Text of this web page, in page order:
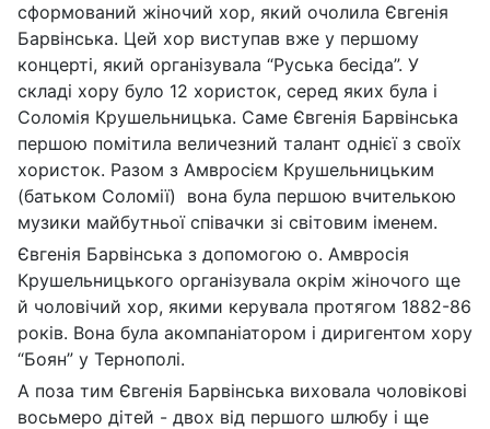
сформований жіночий хор, який очолила Євгенія
Барвінська. Цей хор виступав вже у першому
концерті, який організувала “Руська бесіда”. У
складі хору було 12 хористок, серед яких була і
Соломія Крушельницька. Саме Євгенія Барвінська
першою помітила величезний талант однієї з своїх
хористок. Разом з Амвросієм Крушельницьким
(батьком Соломії) вона була першою вчителькою
музики майбутньої співачки зі світовим іменем.
Євгенія Барвінська з допомогою о. Амвросія
Крушельницького організувала окрім жіночого ще
й чоловічий хор, якими керувала протягом 1882-86
років. Вона була акомпаніатором і диригентом хору
“Боян” у Тернополі.
А поза тим Євгенія Барвінська виховала чоловікові
восьмеро дітей - двох від першого шлюбу і ще